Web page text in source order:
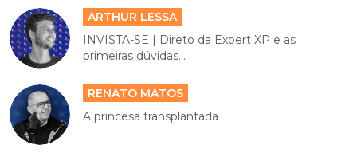
ARTHUR LESSA
INVISTA-SE | Direto da Expert XP e as
primeiras dúvidas...
RENATO MATOS
A princesa transplantada